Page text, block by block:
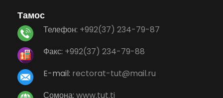
Тамос
Телефон: +992(37) 234-79-87
Факс: +992(37) 234-79-88
E-mail: rectorat-tut@mail.ru
Сомона: www.tut.tj